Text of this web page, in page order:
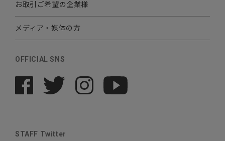
お取引ご希望の企業様
メディア・媒体の方
OFFICIAL SNS
STAFF Twitter